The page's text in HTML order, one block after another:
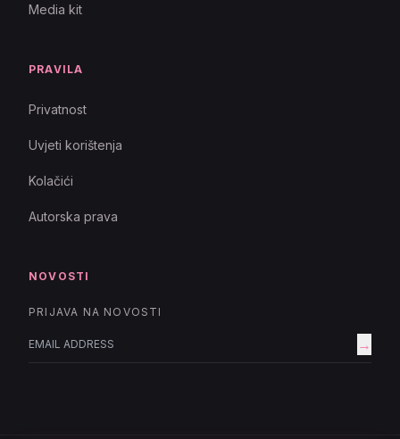
Media kit
PRAVILA
Privatnost
Uvjeti korištenja
Kolačići
Autorska prava
NOVOSTI
PRIJAVA NA NOVOSTI
→